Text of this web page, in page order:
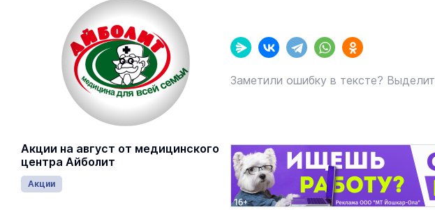
Акции на август от медицинского
центра Айболит
Акции
Заметили ошибку в тексте?